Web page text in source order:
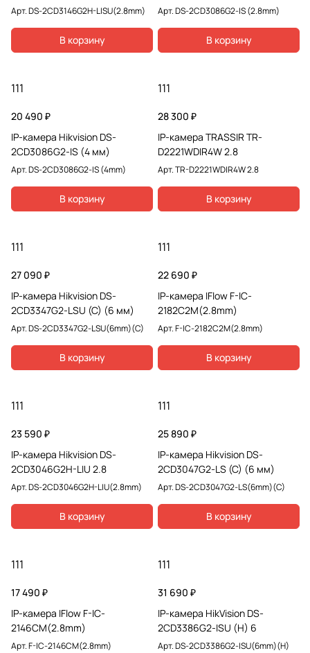
Арт.DS-2CD3146G2H-LISU(2.8mm)
В корзину
Арт.DS-2CD3086G2-IS (2.8mm)
В корзину
111
20 490 ₽
IP-камера Hikvision DS-
2CD3086G2-IS (4 мм)
Арт.DS-2CD3086G2-IS (4mm)
В корзину
111
28 300 ₽
IP-камера TRASSIR TR-
D2221WDIR4W 2.8
Арт.TR-D2221WDIR4W 2.8
В корзину
111
27 090 ₽
IP-камера Hikvision DS-
2CD3347G2-LSU (С) (6 мм)
Арт.DS-2CD3347G2-LSU(6mm)(C)
В корзину
111
22 690 ₽
IP-камера IFlow F-IC-
2182C2M(2.8mm)
Арт.F-IC-2182C2M(2.8mm)
В корзину
111
23 590 ₽
IP-камера Hikvision DS-
2CD3046G2H-LIU 2.8
Арт.DS-2CD3046G2H-LIU(2.8mm)
В корзину
111
25 890 ₽
IP-камера Hikvision DS-
2CD3047G2-LS (С) (6 мм)
Арт.DS-2CD3047G2-LS(6mm)(C)
В корзину
111
17 490 ₽
IP-камера IFlow F-IC-
2146CM(2.8mm)
Арт.F-IC-2146CM(2.8mm)
111
31 690 ₽
IP-камера HikVision DS-
2CD3386G2-ISU (H) 6
Арт.DS-2CD3386G2-ISU(6mm)(H)